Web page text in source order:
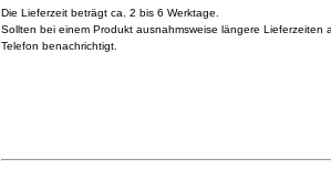
Die Lieferzeit beträgt ca. 2 bis 6 Werktage.
Sollten bei einem Produkt ausnahmsweise längere Lieferzeiten
Telefon benachrichtigt.